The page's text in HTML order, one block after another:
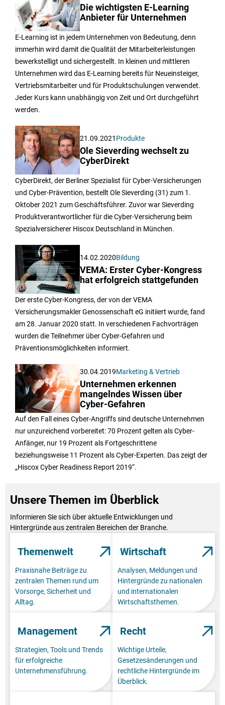
Die wichtigsten E-Learning
Anbieter für Unternehmen
E-Learning ist in jedem Unternehmen von Bedeutung, denn
immerhin wird damit die Qualität der Mitarbeiterleistungen
bewerkstelligt und sichergestellt. In kleinen und mittleren
Unternehmen wird das E-Learning bereits für Neueinsteiger,
Vertriebsmitarbeiter und für Produktschulungen verwendet.
Jeder Kurs kann unabhängig von Zeit und Ort durchgeführt
werden.
21.09.2021 Produkte
Ole Sieverding wechselt zu
CyberDirekt
CyberDirekt, der Berliner Spezialist für Cyber-Versicherungen
und Cyber-Prävention, bestellt Ole Sieverding (31) zum 1.
Oktober 2021 zum Geschäftsführer. Zuvor war Sieverding
Produktverantwortlicher für die Cyber-Versicherung beim
Spezialversicherer Hiscox Deutschland in München.
14.02.2020Bildung
VEMA: Erster Cyber-Kongress
hat erfolgreich stattgefunden
Der erste Cyber-Kongress, der von der VEMA
Versicherungsmakler Genossenschaft eG initiiert wurde, fand
am 28. Januar 2020 statt. In verschiedenen Fachvorträgen
wurden die Teilnehmer über Cyber-Gefahren und
Präventionsmöglichkeiten informiert.
30.04.2019Marketing & Vertrieb
Unternehmen erkennen
mangelndes Wissen über
Cyber-Gefahren
Auf den Fall eines Cyber-Angriffs sind deutsche Unternehmen
nur unzureichend vorbereitet: 70 Prozent gelten als Cyber-
Anfänger, nur 19 Prozent als Fortgeschrittene
beziehungsweise 11 Prozent als Cyber-Experten. Das zeigt der
„Hiscox Cyber Readiness Report 2019“.
Unsere Themen im Überblick
Informieren Sie sich über aktuelle Entwicklungen und
Hintergründe aus zentralen Bereichen der Branche.
Themenwelt
Praxisnahe Beiträge zu
zentralen Themen rund um
Vorsorge, Sicherheit und
Alltag.
Wirtschaft
Analysen, Meldungen und
Hintergründe zu nationalen
und internationalen
Wirtschaftsthemen.
Management
Strategien, Tools und Trends
für erfolgreiche
Unternehmensführung.
Recht
Wichtige Urteile,
Gesetzesänderungen und
rechtliche Hintergründe im
Überblick.